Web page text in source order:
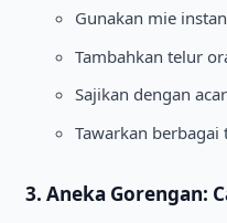
Gunakan mie
Tambahkan telur
Sajikan dengan
Tawarkan berbagai
3. Aneka Gorengan: